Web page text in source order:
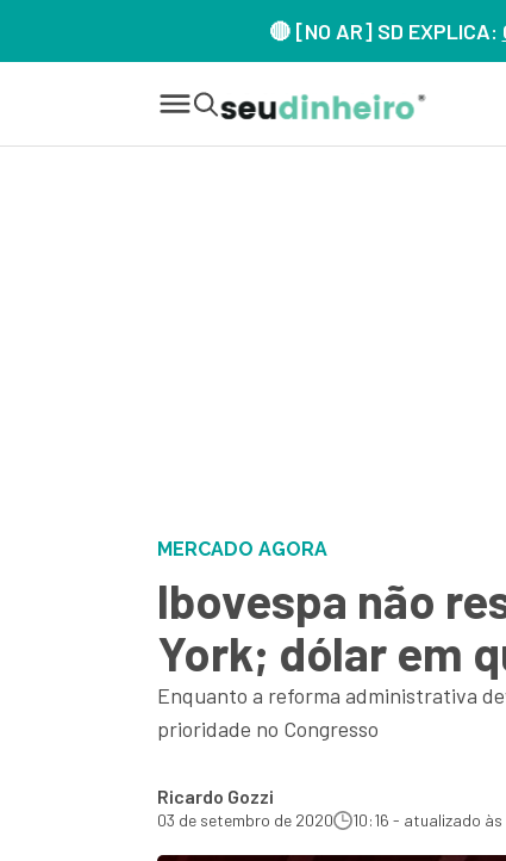
🔴 [NO AR] SD EXPLICA:
MERCADO AGORA
Ibovespa não
York; dólar em
Enquanto a reforma administrativa
prioridade no Congresso
Ricardo Gozzi
03 de setembro de 2020 10:16 - atualizado às